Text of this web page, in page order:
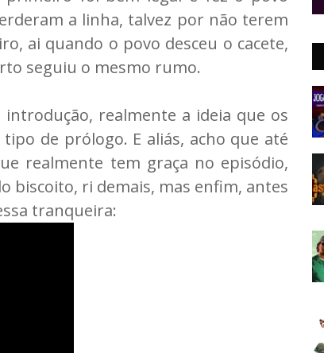
a linha, talvez por não terem
ai quando o povo desceu o cacete,
seguiu o mesmo rumo.
realmente a ideia que os
de prólogo. E aliás, acho que até
realmente tem graça no episódio,
biscoito, ri demais, mas enfim, antes
tranqueira: